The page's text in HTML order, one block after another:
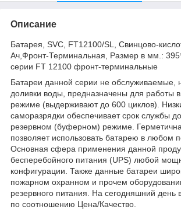
Описание
Батарея, SVC, FT12100/SL, Свинцово-
Ач,Фронт-Терминальная, Размер в мм.:
серии FT 12100 фронт-терминальные
Батареи данной серии не обслуживаемые,
доливки воды, предназначены для работы
режиме (выдерживают до 600 циклов).
саморазрядки обеспечивает срок службы
резервном (буферном) режиме.
позволяет использовать батарею в любом
Основная сфера применения данной
бесперебойного питания (UPS) любой
конфигурации. Также данные батареи
пожарном охранном и прочем
резервного питания. На сегодняшний день
по соотношению Цена/Качество.